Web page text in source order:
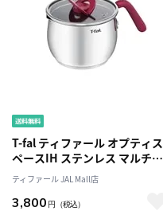
T-fal ティファール オプティス
ペースIH ステンレス マルチポ
ット ルージュ 16cm G74783
IH・ガス火対応
ティファール JAL Mall店
3,800 円 （税込）